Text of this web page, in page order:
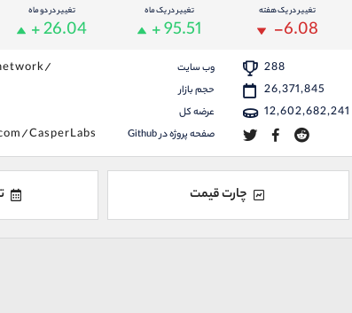
تغییر در یک هفته
-6.08
تغییر در یک ماه
+ 95.51
تغییر در دو ماه
+ 26.04
288 وب سایت
26,371,845 حجم بازار
12,602,682,241 عرضه کل
صفحه پروژه در Github CasperLabs
چارت قیمت